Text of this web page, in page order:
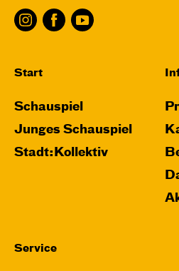
Start
Schauspiel
Junges Schauspiel
Stadt:Kollektiv
Service